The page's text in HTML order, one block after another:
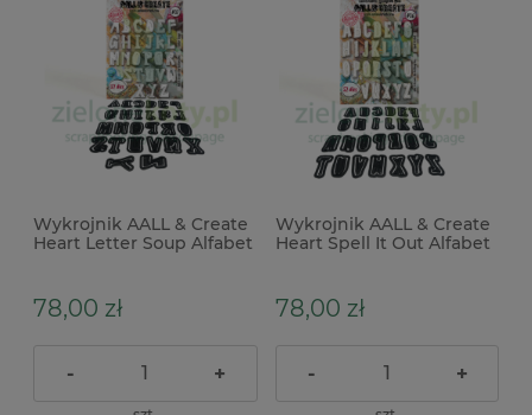
Wykrojnik AALL & Create
Heart Letter Soup Alfabet
78,00 zł
- +
Wykrojnik AALL & Create
Heart Spell It Out Alfabet
78,00 zł
- +